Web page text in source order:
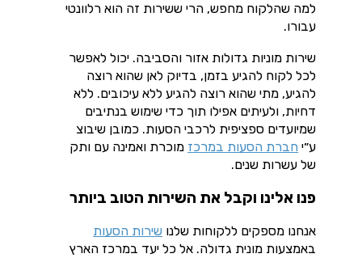
למה שהלקוח מחפש, הרי ששירות זה הוא רלוונטי
עבורו.
שירות מוניות גדולות אזור והסביבה. יכול לאפשר
לכל לקוח להגיע בזמן, בדיוק לאן שהוא רוצה
להגיע, מתי שהוא רוצה להגיע ללא עיכובים. ללא
דחיות, ולעיתים אפילו תוך כדי שימוש בנתיבים
שמיועדים ספציפית לרכבי הסעות. כמובן שיבוצ
ע״י חברת הסעות במרכז מוכרת ואמינה עם ותק
של עשרות שנים.
פנו אלינו וקבל את השירות הטוב ביותר
אנחנו מספקים ללקוחות שלנו שירות הסעות
באמצעות מונית גדולה. אל כל יעד במרכז הארץ